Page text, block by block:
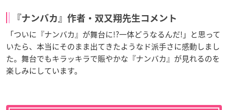
『ナンバカ』作者・双又翔先生コメント
「ついに『ナンバカ』が舞台に!?一体どうなるんだ!」と思って
いたら、本当にそのまま出てきたようなド派手さに感動しまし
た。舞台でもキラッキラで賑やかな『ナンバカ』が見れるのを
楽しみにしています。